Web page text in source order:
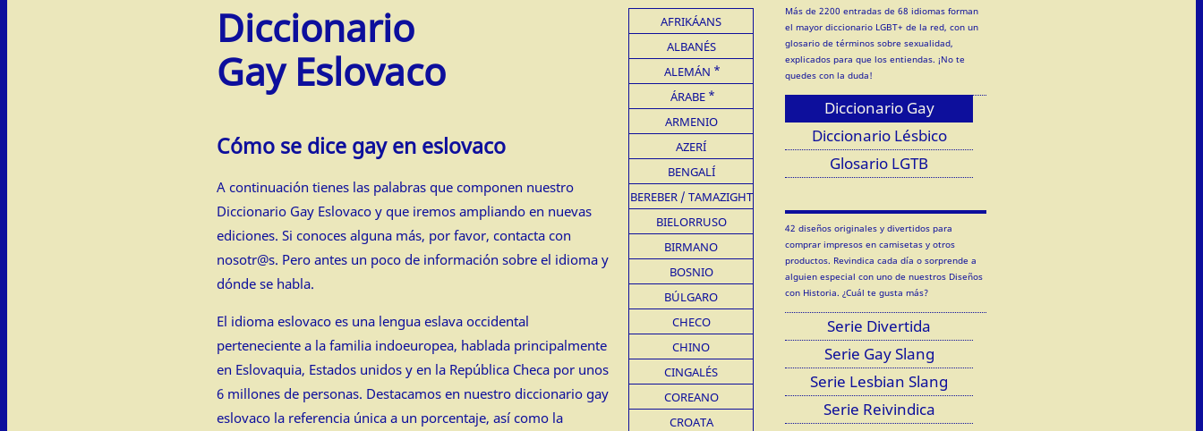
Diccionario
Gay Eslovaco
Cómo se dice gay en eslovaco
A continuación tienes las palabras que componen nuestro
Diccionario Gay Eslovaco y que iremos ampliando en nuevas
ediciones. Si conoces alguna más, por favor, contacta con
nosotr@s. Pero antes un poco de información sobre el idioma y
dónde se habla.
El idioma eslovaco es una lengua eslava occidental
perteneciente a la familia indoeuropea, hablada principalmente
en Eslovaquia, Estados unidos y en la República Checa por unos
6 millones de personas. Destacamos en nuestro diccionario gay
eslovaco la referencia única a un porcentaje, así como la
Más de 2200 entradas de 68 idiomas forman
el mayor diccionario LGBT+ de la red, con un
glosario de términos sobre sexualidad,
explicados para que los entiendas. ¡No te
quedes con la duda!
Diccionario Gay
Diccionario Lésbico
Glosario LGTB
42 diseños originales y divertidos para
comprar impresos en camisetas y otros
productos. Revindica cada día o sorprende a
alguien especial con uno de nuestros Diseños
con Historia. ¿Cuál te gusta más?
Serie Divertida
Serie Gay Slang
Serie Lesbian Slang
Serie Reivindica
AFRIKÁANS
ALBANÉS
ALEMÁN
ÁRABE
ARMENIO
AZERÍ
BENGALÍ
BEREBER / TAMAZIGHT
BIELORRUSO
BIRMANO
BOSNIO
BÚLGARO
CHECO
CHINO
CINGALÉS
COREANO
CROATA